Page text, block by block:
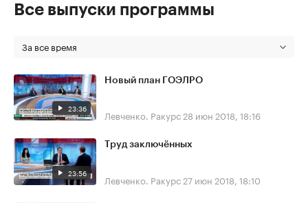
Все выпуски программы
За все время
23:36
Новый план ГОЭЛРО
Левченко. Ракурс 28 июн 2018, 18:16
23:56
Труд заключённых
Левченко. Ракурс 27 июн 2018, 18:10